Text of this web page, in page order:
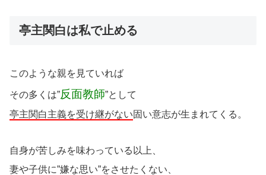
亭主関白は私で止める
このような親を見ていれば
その多くは”反面教師”として
亭主関白主義を受け継がない固い意志が生まれてくる。
自身が苦しみを味わっている以上、
妻や子供に”嫌な思い”をさせたくない、